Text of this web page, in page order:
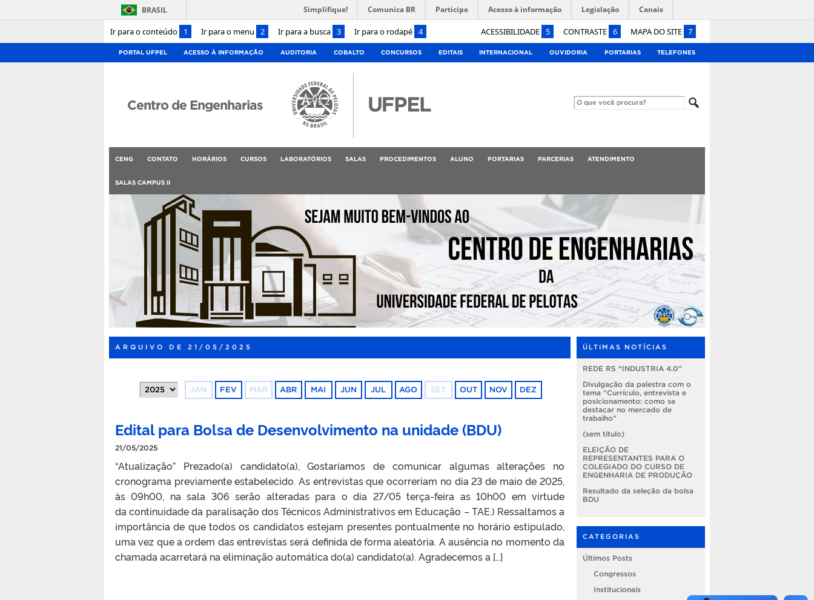
Ir para o conteúdo 1 Ir para o menu 2 Ir para a busca 3 Ir para o rodapé 4 ACESSIBILIDADE 5 CONTRASTE 6 MAPA DO SITE 7
BRASIL Simplifique! Comunica BR Participe Acesso à informação Legislação Canais
PORTAL UFPEL ACESSO À INFORMAÇÃO AUDITORIA COBALTO CONCURSOS EDITAIS INTERNACIONAL OUVIDORIA PORTARIAS TELEFONES
Centro de Engenharias
CENG CONTATO HORÁRIOS CURSOS LABORATÓRIOS SALAS PROCEDIMENTOS ALUNO PORTARIAS PARCERIAS ATENDIMENTO
SALAS CAMPUS II
ARQUIVO DE 21/05/2025
JAN FEV MAR ABR MAI JUN JUL AGO SET OUT NOV DEZ
Edital para Bolsa de Desenvolvimento na unidade (BDU)
21/05/2025
“Atualização” Prezado(a) candidato(a), Gostaríamos de comunicar algumas alterações no
cronograma previamente estabelecido. As entrevistas que ocorreriam no dia 23 de maio de 2025,
às 09h00, na sala 306 serão alteradas para o dia 27/05 terça-feira as 10h00 em virtude
da continuidade da paralisação dos Técnicos Administrativos em Educação – TAE.) Ressaltamos a
importância de que todos os candidatos estejam presentes pontualmente no horário estipulado,
uma vez que a ordem das entrevistas será definida de forma aleatória. A ausência no momento da
chamada acarretará na eliminação automática do(a) candidato(a). Agradecemos a […]
ÚLTIMAS NOTÍCIAS
REDE RS “INDUSTRIA 4.0”
Divulgação da palestra com o
tema “Currículo, entrevista e
posicionamento: como se
destacar no mercado de
trabalho”
(sem título)
ELEIÇÃO DE
REPRESENTANTES PARA O
COLEGIADO DO CURSO DE
ENGENHARIA DE PRODUÇÃO
Resultado da seleção da bolsa
BDU
CATEGORIAS
Últimos Posts
Congressos
Institucionais